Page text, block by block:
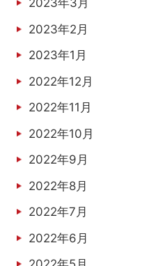
2023年3月
2023年2月
2023年1月
2022年12月
2022年11月
2022年10月
2022年9月
2022年8月
2022年7月
2022年6月